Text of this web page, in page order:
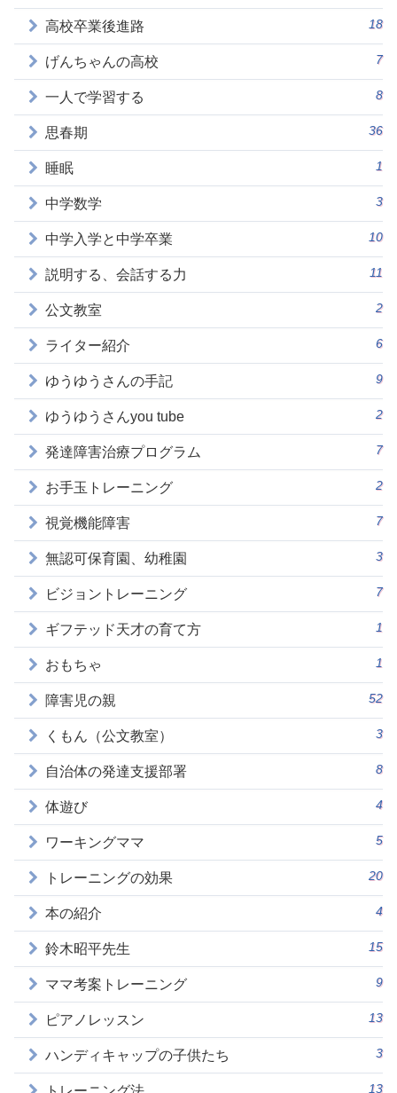
高校卒業後進路 18
げんちゃんの高校 7
一人で学習する 8
思春期 36
睡眠 1
中学数学 3
中学入学と中学卒業 10
説明する、会話する力 11
公文教室 2
ライター紹介 6
ゆうゆうさんの手記 9
ゆうゆうさんyou tube 2
発達障害治療プログラム 7
お手玉トレーニング 2
視覚機能障害 7
無認可保育園、幼稚園 3
ビジョントレーニング 7
ギフテッド天才の育て方 1
おもちゃ 1
障害児の親 52
くもん（公文教室） 3
自治体の発達支援部署 8
体遊び 4
ワーキングママ 5
トレーニングの効果 20
本の紹介 4
鈴木昭平先生 15
ママ考案トレーニング 9
ピアノレッスン 13
ハンディキャップの子供たち 3
13